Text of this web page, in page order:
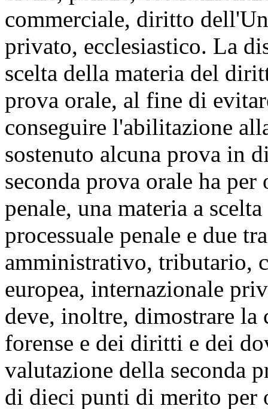
commerciale, diritto
privato, ecclesiastico. La
scelta della materia del
prova orale, al fine di
conseguire l'abilitazione
sostenuto alcuna prova in
seconda prova orale ha
penale, una materia a
processuale penale e due
amministrativo, tributario,
europea, internazionale
deve, inoltre, dimostrare la
forense e dei diritti e dei
valutazione della seconda
di dieci punti di merito per